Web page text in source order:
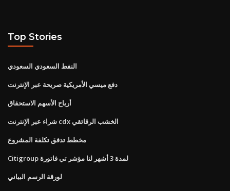
Top Stories
النفط السعودي السعودي
دفع ميسي الأمريكية صريحة عبر الإنترنت
أرباح الأسهم الاستحقاق
شراء عبر الإنترنت cdx الخشب الرقائقي
مخطط تدفق تكلفة المشروع
Citigroup لمدة 3 أشهر لنا مؤشر تي فاتورة
لورقة الرسم البياني